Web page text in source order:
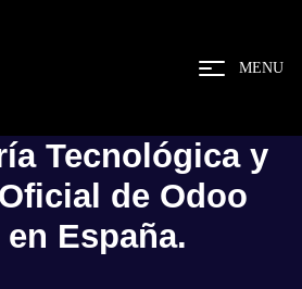
MENU
Tecnológica y
de Odoo
en España.